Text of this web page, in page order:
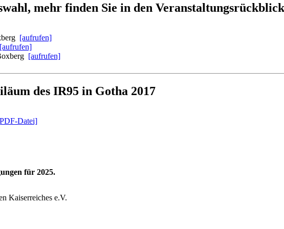
mehr finden Sie in den
[aufrufen]
[aufrufen]
[aufrufen]
des IR95 in Gotha 2017
Datei]
für 2025.
Kaiserreiches e.V.